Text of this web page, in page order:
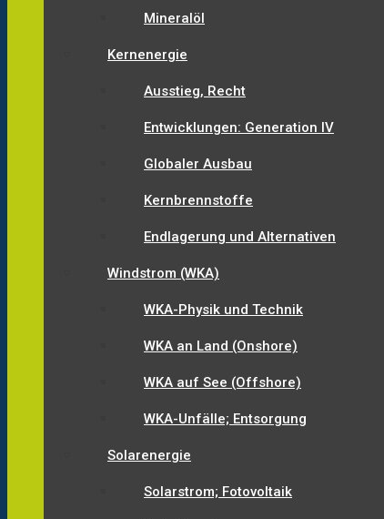
Mineralöl
Kernenergie
Ausstieg, Recht
Entwicklungen: Generation IV
Globaler Ausbau
Kernbrennstoffe
Endlagerung und Alternativen
Windstrom (WKA)
WKA-Physik und Technik
WKA an Land (Onshore)
WKA auf See (Offshore)
WKA-Unfälle; Entsorgung
Solarenergie
Solarstrom; Fotovoltaik